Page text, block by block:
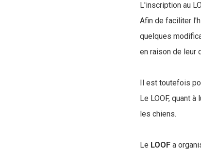
L'inscription au
Afin de faciliter
quelques
en raison de leur
Il est toutefois
Le LOOF, quant
les chiens.
Le LOOF a